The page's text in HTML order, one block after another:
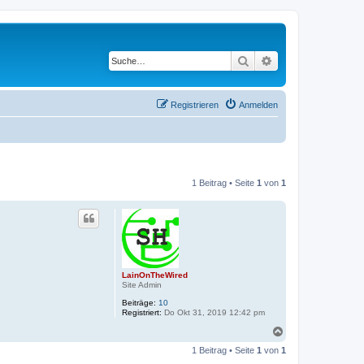
Suche
Anmelden
Registrieren
1 Beitrag • Seite 1 von 1
LainOnTheWired
Site Admin
Beiträge: 10
Registriert: Do Okt 31, 2019 12:42 pm
c
1 Beitrag • Seite 1 von 1